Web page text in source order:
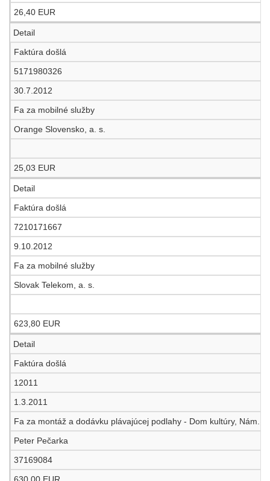
26,40 EUR
Detail
Faktúra došlá
5171980326
30.7.2012
Fa za mobilné služby
Orange Slovensko, a. s.
25,03 EUR
Detail
Faktúra došlá
7210171667
9.10.2012
Fa za mobilné služby
Slovak Telekom, a. s.
623,80 EUR
Detail
Faktúra došlá
12011
1.3.2011
Fa za montáž a dodávku plávajúcej podlahy - Dom kultúry, Nám.
Peter Pečarka
37169084